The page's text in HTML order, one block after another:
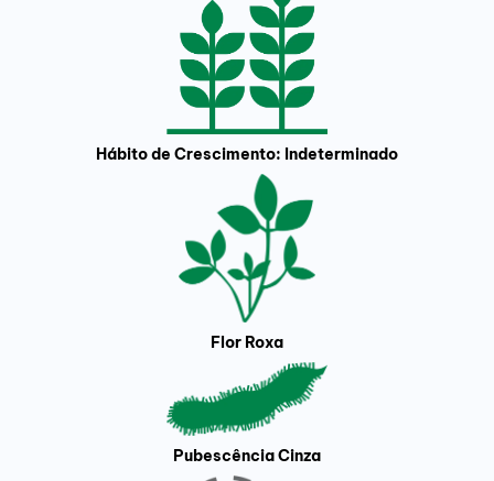
Hábito de Crescimento: Indeterminado
Flor Roxa
Pubescência Cinza